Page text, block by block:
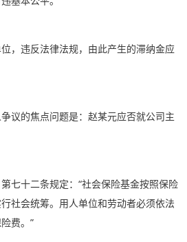
，违反法律法规，由此产生的滞纳金应
议的焦点问题是：赵某元应否就公司主
七十二条规定：“社会保险基金按照保险
社会统筹。用人单位和劳动者必须依法
费。”